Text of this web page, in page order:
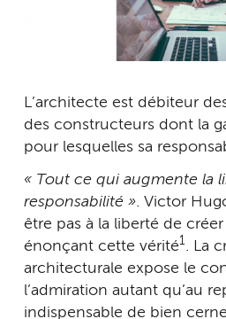
L’architecte est débiteur
des constructeurs dont la
pour lesquelles sa
« Tout ce qui augmente la
responsabilité ». Victor
être pas à la liberté de
énonçant cette vérité1. La
architecturale expose le
l’admiration autant qu’au
indispensable de bien